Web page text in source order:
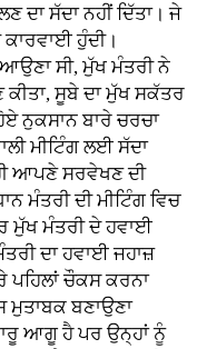
ਸੱਦਾ ਨਹੀਂ ਦਿੱਤਾ। ਜੇ
ਹੁੰਦੀ।
ਸੀ, ਮੁੱਖ ਮੰਤਰੀ ਨੇ
ਸੂਬੇ ਦਾ ਮੁੱਖ ਸਕੱਤਰ
ਨੁਕਸਾਨ ਬਾਰੇ ਚਰਚਾ
ਮੀਟਿੰਗ ਲਈ ਸੱਦਾ
ਆਪਣੇ ਸਰਵੇਖਣ ਦੀ
ਮੰਤਰੀ ਦੀ ਮੀਟਿੰਗ ਵਿਚ
ਮੰਤਰੀ ਦੇ ਹਵਾਈ
ਦਾ ਹਵਾਈ ਜਹਾਜ਼
ਚੌਕਸ ਕਰਨਾ
ਮੁਤਾਬਕ ਬਣਾਉਣਾ
ਆਗੂ ਹੈ ਪਰ ਉਨ੍ਹਾਂ ਨੂੰ